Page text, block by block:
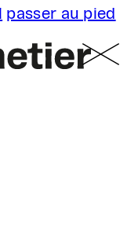
passer au pied